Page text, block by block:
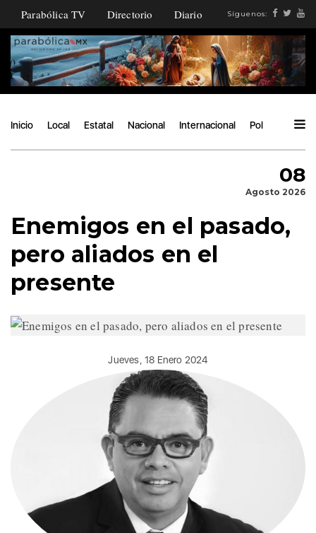
Parabólica TV Directorio Diario Síguenos:
Inicio Local Estatal Nacional Internacional Política
08
Agosto 2026
Enemigos en el pasado,
pero aliados en el
presente
Jueves, 18 Enero 2024